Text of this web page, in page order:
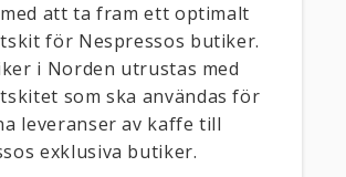
att ta fram ett optimalt
för Nespressos butiker.
i Norden utrustas med
som ska användas för
leveranser av kaffe till
exklusiva butiker.